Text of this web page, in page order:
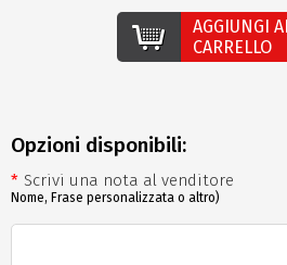
Opzioni disponibili:
* Scrivi una nota al venditore
Nome, Frase personalizzata o altro)
AGGIUNGI
CARRELLO